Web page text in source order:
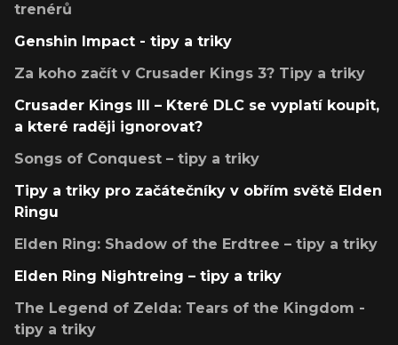
trenérů
Genshin Impact - tipy a triky
Za koho začít v Crusader Kings 3? Tipy a triky
Crusader Kings III – Které DLC se vyplatí koupit,
a které raději ignorovat?
Songs of Conquest – tipy a triky
Tipy a triky pro začátečníky v obřím světě Elden
Ringu
Elden Ring: Shadow of the Erdtree – tipy a triky
Elden Ring Nightreing – tipy a triky
The Legend of Zelda: Tears of the Kingdom -
tipy a triky